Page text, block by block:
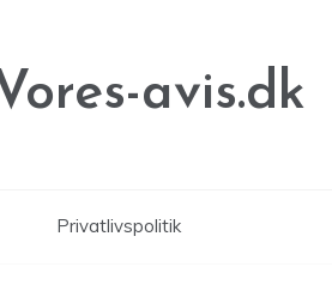
avis.dk
Privatlivspolitik